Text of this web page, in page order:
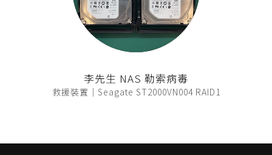
李先生 NAS 勒索病毒
救援裝置｜Seagate ST2000VN004 RAID1